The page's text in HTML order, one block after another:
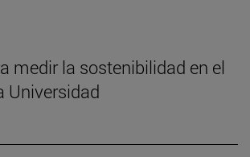
medir la sostenibilidad en el
Universidad